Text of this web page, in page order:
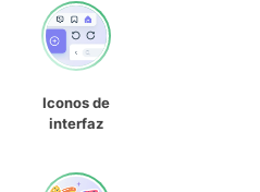
Iconos de
interfaz